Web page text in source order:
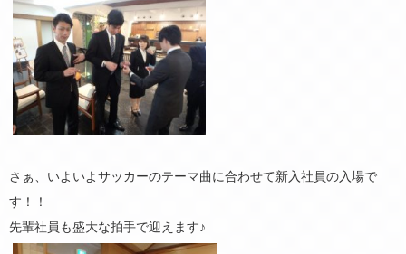
さぁ、いよいよサッカーのテーマ曲に合わせて新入社員の入場で
す！！
先輩社員も盛大な拍手で迎えます♪